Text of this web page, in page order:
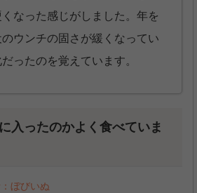
なった感じがしました。年を
ウンチの固さが緩くなってい
ったのを覚えています。
入ったのかよく食べていま
ぼびいぬ